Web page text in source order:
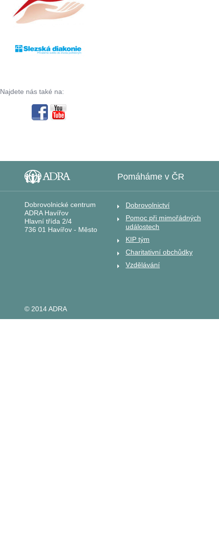
Najdete nás také na:
Dobrovolnické centrum
ADRA Havířov
Hlavní třída 2/4
736 01 Havířov - Město
Pomáháme v ČR
Dobrovolnictví
Pomoc při mimořádných
událostech
KIP tým
Charitativní obchůdky
Vzdělávání
© 2014 ADRA